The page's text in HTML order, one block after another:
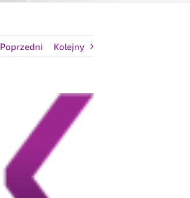
Poprzedni Kolejny